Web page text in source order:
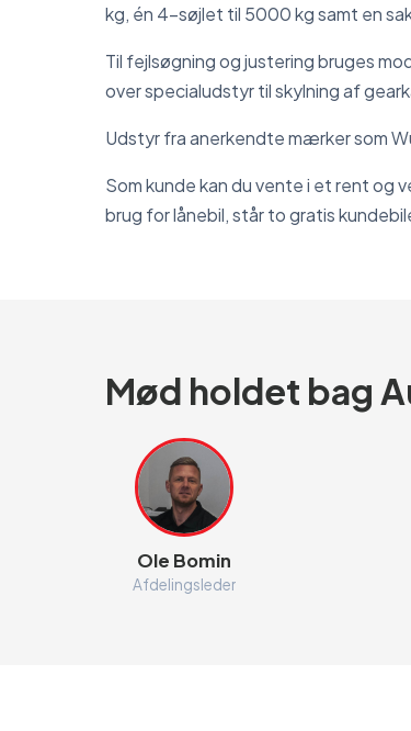
kg, én 4-søjlet til 5000 kg samt en
Til fejlsøgning og justering bruges
over specialudstyr til skylning af
Udstyr fra anerkendte mærker som
Som kunde kan du vente i et rent og
brug for lånebil, står to gratis
Mød holdet bag
Ole Bomin
Afdelingsleder